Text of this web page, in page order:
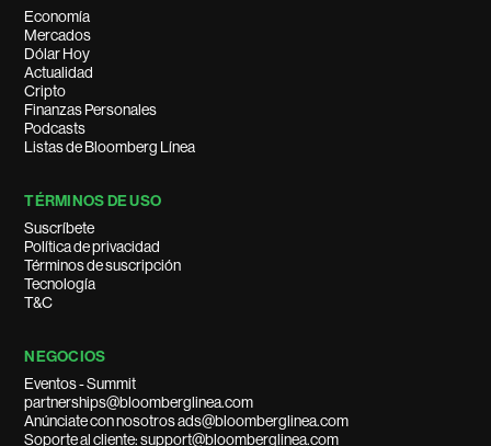
Economía
Mercados
Dólar Hoy
Actualidad
Cripto
Finanzas Personales
Podcasts
Listas de Bloomberg Línea
TÉRMINOS DE USO
Suscríbete
Política de privacidad
Términos de suscripción
Tecnología
T&C
NEGOCIOS
Eventos - Summit
partnerships@bloomberglinea.com
Anúnciate con nosotros ads@bloomberglinea.com
Soporte al cliente: support@bloomberglinea.com